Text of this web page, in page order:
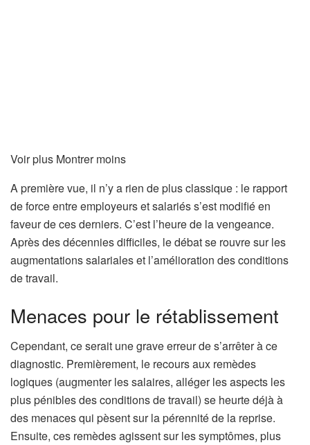
Voir plus Montrer moins
A première vue, il n’y a rien de plus classique : le rapport
de force entre employeurs et salariés s’est modifié en
faveur de ces derniers. C’est l’heure de la vengeance.
Après des décennies difficiles, le débat se rouvre sur les
augmentations salariales et l’amélioration des conditions
de travail.
Menaces pour le rétablissement
Cependant, ce serait une grave erreur de s’arrêter à ce
diagnostic. Premièrement, le recours aux remèdes
logiques (augmenter les salaires, alléger les aspects les
plus pénibles des conditions de travail) se heurte déjà à
des menaces qui pèsent sur la pérennité de la reprise.
Ensuite, ces remèdes agissent sur les symptômes, plus